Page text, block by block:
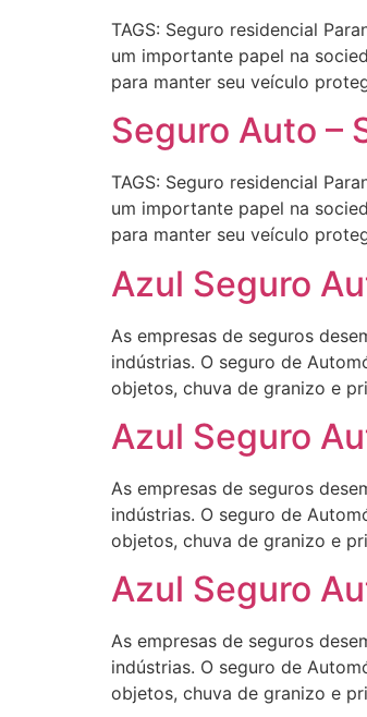
TAGS: Seguro residencial
um importante papel na
para manter seu veículo
Seguro Auto –
TAGS: Seguro residencial
um importante papel na
para manter seu veículo
Azul Seguro
As empresas de seguros
indústrias. O seguro de
objetos, chuva de granizo e
Azul Seguro
As empresas de seguros
indústrias. O seguro de
objetos, chuva de granizo e
Azul Seguro
As empresas de seguros
indústrias. O seguro de
objetos, chuva de granizo e